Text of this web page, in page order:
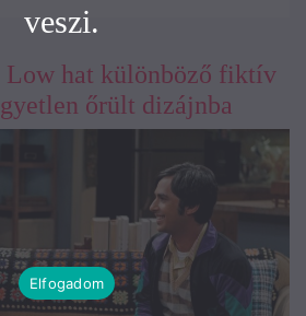
Low hat különböző fiktív
őrült dizájnba
veszi.
Elfogadom